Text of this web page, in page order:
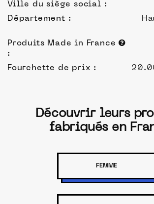
Ville du siège social :
Département :
Produits Made in France
:
Fourchette de prix :
Découvrir leurs
fabriqués en
FEMME